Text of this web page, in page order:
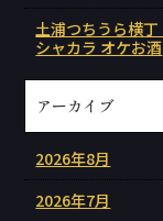
土浦つちうら横
シャカラ オケお酒
アーカイブ
2026年8月
2026年7月